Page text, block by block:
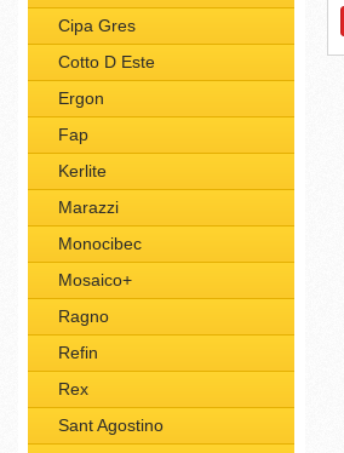
Cipa Gres
Cotto D Este
Ergon
Fap
Kerlite
Marazzi
Monocibec
Mosaico+
Ragno
Refin
Rex
Sant Agostino